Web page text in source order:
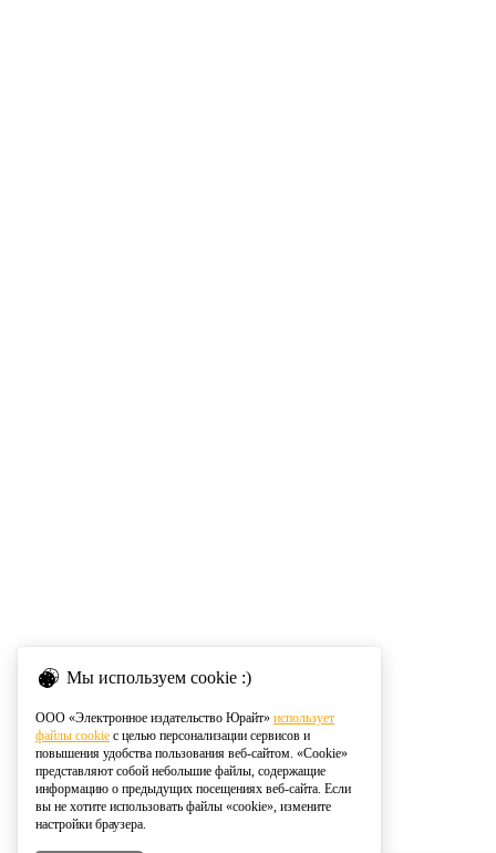
Мы используем cookie :)
ООО «Электронное издательство Юрайт» использует
файлы cookie с целью персонализации сервисов и
повышения удобства пользования веб-сайтом. «Cookie»
представляют собой небольшие файлы, содержащие
информацию о предыдущих посещениях веб-сайта. Если
вы не хотите использовать файлы «cookie», измените
настройки браузера.